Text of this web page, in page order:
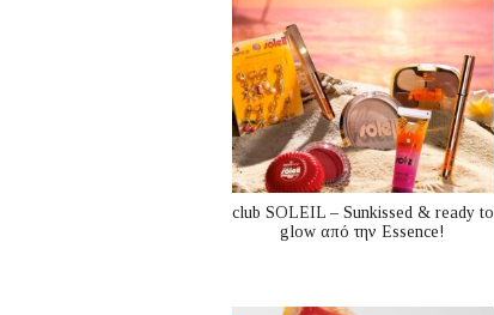
club SOLEIL – Sunkissed & ready to
glow από την Essence!